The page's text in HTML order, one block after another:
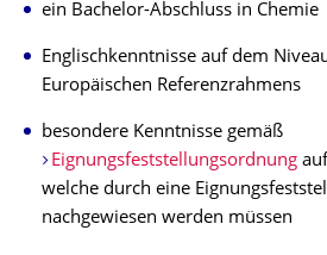
ein Bachelor-Abschluss in Chemie
Englischkenntnisse auf dem
Europäischen Referenzrahmens
besondere Kenntnisse gemäß
Eignungsfeststellungsordnungauf
welche durch eine
nachgewiesen werden müssen